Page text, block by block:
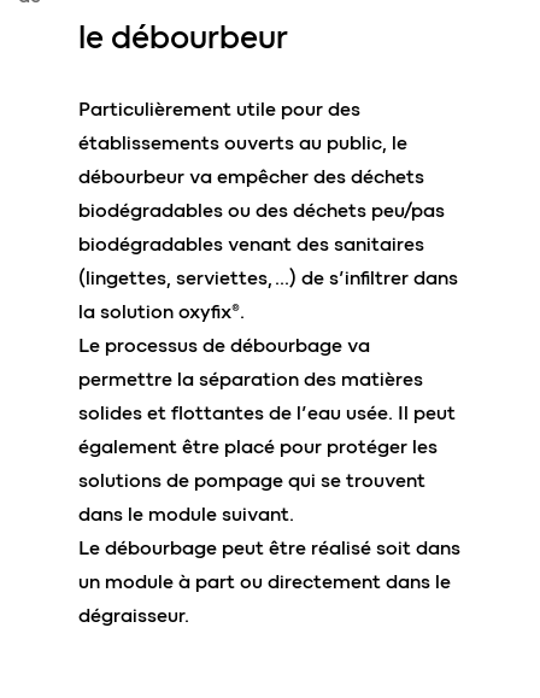
le débourbeur
Particulièrement utile pour des
établissements ouverts au public, le
débourbeur va empêcher des déchets
biodégradables ou des déchets peu/pas
biodégradables venant des sanitaires
(lingettes, serviettes, …) de s’infiltrer dans
la solution oxyfix®.
Le processus de débourbage va
permettre la séparation des matières
solides et flottantes de l’eau usée. Il peut
également être placé pour protéger les
solutions de pompage qui se trouvent
dans le module suivant.
Le débourbage peut être réalisé soit dans
un module à part ou directement dans le
dégraisseur.